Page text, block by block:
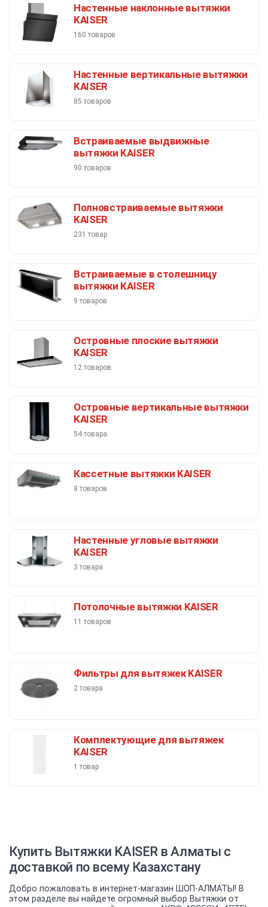
Настенные наклонные вытяжки
KAISER
160 товаров
Настенные вертикальные вытяжки
KAISER
85 товаров
Встраиваемые выдвижные
вытяжки KAISER
90 товаров
Полновстраиваемые вытяжки
KAISER
231 товар
Встраиваемые в столешницу
вытяжки KAISER
9 товаров
Островные плоские вытяжки
KAISER
12 товаров
Островные вертикальные вытяжки
KAISER
54 товара
Кассетные вытяжки KAISER
8 товаров
Настенные угловые вытяжки
KAISER
3 товара
Потолочные вытяжки KAISER
11 товаров
Фильтры для вытяжек KAISER
2 товара
Комплектующие для вытяжек
KAISER
1 товар
Купить Вытяжки KAISER в Алматы с
доставкой по всему Казахстану
Добро пожаловать в интернет-магазин ШОП-АЛМАТЫ! В
этом разделе вы найдете огромный выбор Вытяжки от